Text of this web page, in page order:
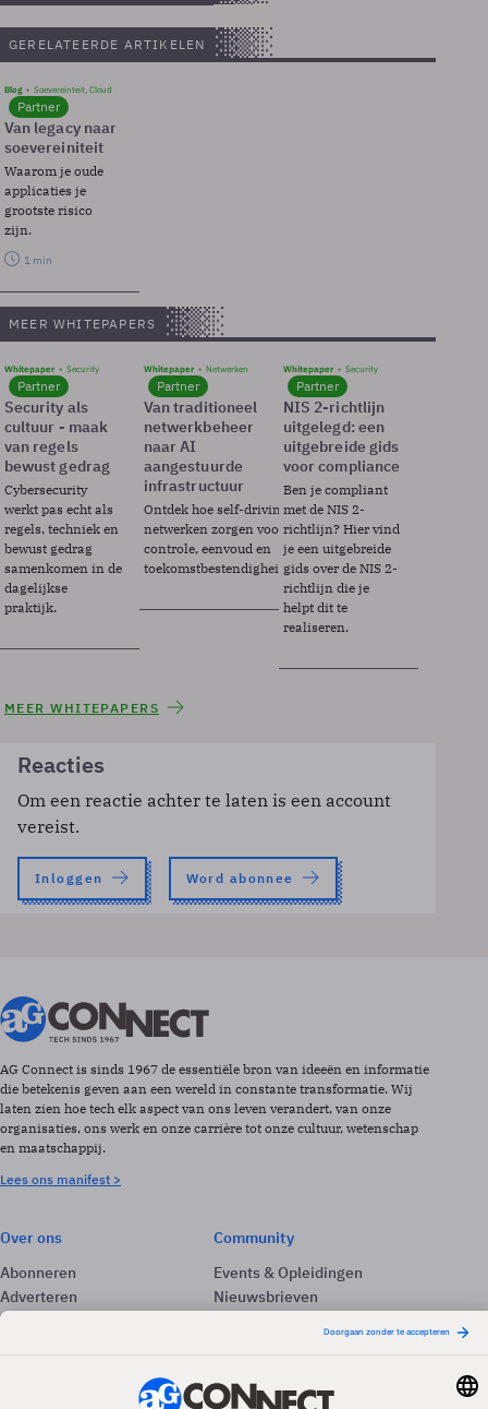
GERELATEERDE ARTIKELEN
Blog Soevereinteit, Cloud
Partner
Van legacy naar
soevereiniteit
Waarom je oude
applicaties je
grootste risico
zijn.
1 min
MEER WHITEPAPERS
Whitepaper Security
Partner
Security als
cultuur - maak
van regels
bewust gedrag
Cybersecurity
werkt pas echt als
regels, techniek en
bewust gedrag
samenkomen in de
dagelijkse
praktijk.
Whitepaper Netwerken
Partner
Van traditioneel
netwerkbeheer
naar AI
aangestuurde
infrastructuur
Ontdek hoe self-driving
netwerken zorgen voor
controle, eenvoud en
toekomstbestendigheid.
Whitepaper Security
Partner
NIS 2-richtlijn
uitgelegd: een
uitgebreide gids
voor compliance
Ben je compliant
met de NIS 2-
richtlijn? Hier vind
je een uitgebreide
gids over de NIS 2-
richtlijn die je
helpt dit te
realiseren.
MEER WHITEPAPERS
Reacties
Om een reactie achter te laten is een account
vereist.
Inloggen Word abonnee
AG Connect is sinds 1967 de essentiële bron van ideeën en informatie
die betekenis geven aan een wereld in constante transformatie. Wij
laten zien hoe tech elk aspect van ons leven verandert, van onze
organisaties, ons werk en onze carrière tot onze cultuur, wetenschap
en maatschappij.
Lees ons manifest >
Over ons
Abonneren
Adverteren
Contact
Community
Events & Opleidingen
Nieuwsbrieven